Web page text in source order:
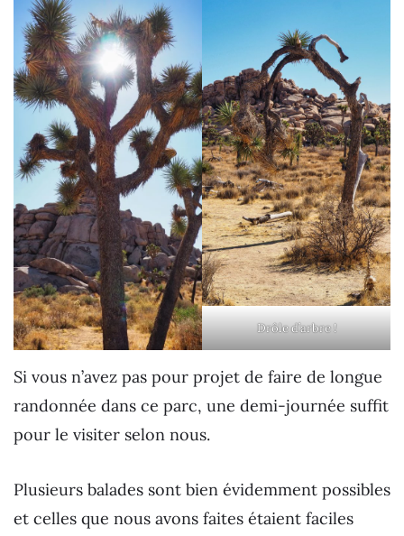
Drôle d’arbre !
Si vous n’avez pas pour projet de faire de longue
randonnée dans ce parc, une demi-journée suffit
pour le visiter selon nous.
Plusieurs balades sont bien évidemment possibles
et celles que nous avons faites étaient faciles